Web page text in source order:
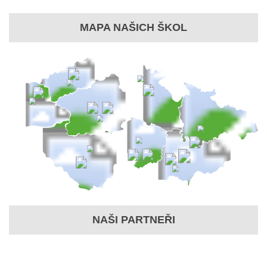
MAPA NAŠICH ŠKOL
NAŠI PARTNEŘI